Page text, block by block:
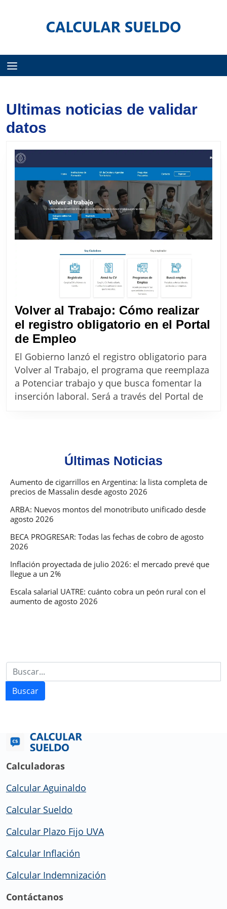
Ultimas noticias de validar
datos
Volver al Trabajo: Cómo realizar
el registro obligatorio en el Portal
de Empleo
al
Trabajo: Cómo
realizar
el
Portal
de
Empleo
El Gobierno lanzó el registro obligatorio para
Volver al Trabajo, el programa que reemplaza
a Potenciar trabajo y que busca fomentar la
inserción laboral. Será a través del Portal de
Últimas Noticias
Aumento de cigarrillos en Argentina: la lista completa de
precios de Massalin desde agosto 2026
ARBA: Nuevos montos del monotributo unificado desde
agosto 2026
BECA PROGRESAR: Todas las fechas de cobro de agosto
2026
Inflación proyectada de julio 2026: el mercado prevé que
llegue a un 2%
Escala salarial UATRE: cuánto cobra un peón rural con el
aumento de agosto 2026
Buscar
Calculadoras
Calcular Aguinaldo
Calcular Sueldo
Calcular Plazo Fijo UVA
Calcular Inflación
Calcular Indemnización
Contáctanos